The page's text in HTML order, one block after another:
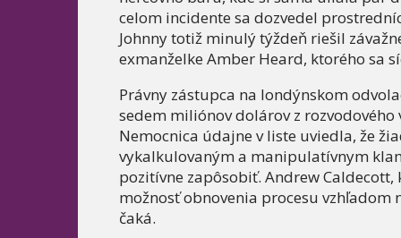
celom incidente sa dozvedel
Johnny totiž minulý týždeň riešil
exmanželke Amber Heard, ktorého sa
Právny zástupca na londýnskom
sedem miliónov dolárov z
Nemocnica údajne v liste uviedla, že
vykalkulovaným a manipulatívnym
pozitívne zapôsobiť. Andrew
možnosť obnovenia procesu vzhľadom
čaká.